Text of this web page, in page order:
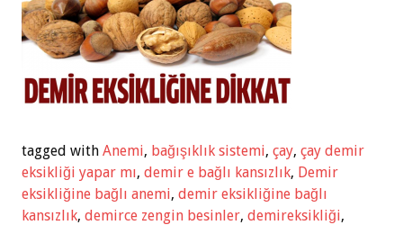
tagged with Anemi, bağışıklık sistemi, çay, çay demir
eksikliği yapar mı, demir e bağlı kansızlık, Demir
eksikliğine bağlı anemi, demir eksikliğine bağlı
kansızlık, demirce zengin besinler, demireksikliği,